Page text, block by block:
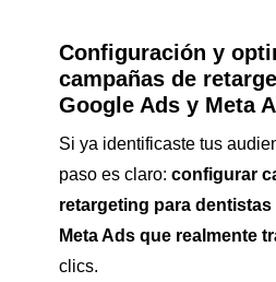
Configuración y
campañas de
Google Ads y Meta
Si ya identificaste tus
paso es claro: configurar
retargeting para
Meta Ads que realmente
clics.